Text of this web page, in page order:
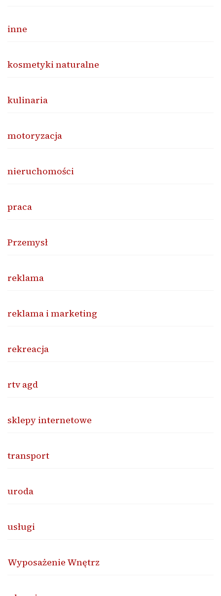
inne
kosmetyki naturalne
kulinaria
motoryzacja
nieruchomości
praca
Przemysł
reklama
reklama i marketing
rekreacja
rtv agd
sklepy internetowe
transport
uroda
usługi
Wyposażenie Wnętrz